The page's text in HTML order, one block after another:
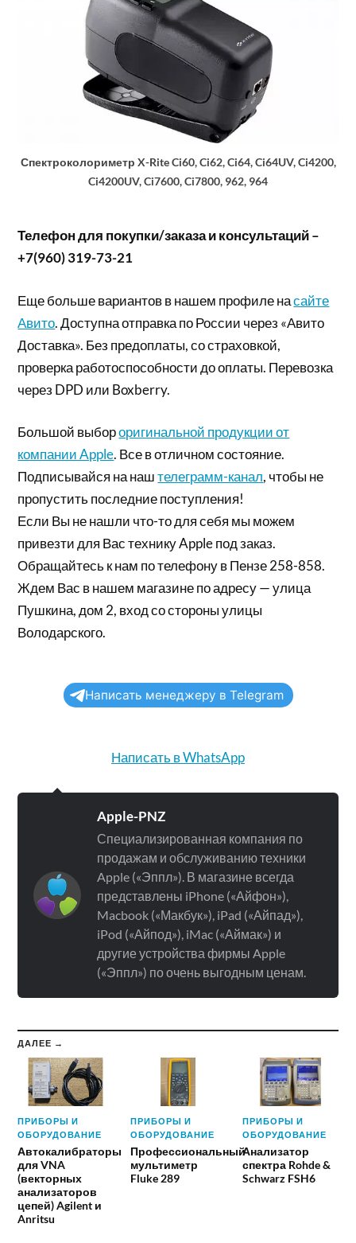
Спектроколориметр X-Rite Ci60, Ci62, Ci64, Ci64UV, Ci4200,
Ci4200UV, Ci7600, Ci7800, 962, 964
Телефон для покупки/заказа и консультаций –
+7(960) 319-73-21
Еще больше вариантов в нашем профиле насайте
Авито. Доступна отправка по России через «Авито
Доставка». Без предоплаты, со страховкой,
проверка работоспособности до оплаты. Перевозка
через DPD или Boxberry.
Большой выбороригинальной продукции от
компании Apple. Все в отличном состояние.
Подписывайся на наштелеграмм-канал, чтобы не
пропустить последние поступления!
Если Вы не нашли что-то для себя мы можем
привезти для Вас технику Apple под заказ.
Обращайтесь к нам по телефону в Пензе 258-858.
Ждем Вас в нашем магазине по адресу — улица
Пушкина, дом 2, вход со стороны улицы
Володарского.
Написать менеджеру в Telegram
Написать в WhatsApp
Apple-PNZ
Специализированная компания по
продажам и обслуживанию техники
Apple («Эппл»). В магазине всегда
представлены iPhone («Айфон»),
Macbook («Макбук»), iPad («Айпад»),
iPod («Айпод»), iMac («Аймак») и
другие устройства фирмы Apple
(«Эппл») по очень выгодным ценам.
ДАЛЕЕ →
ПРИБОРЫ И
ОБОРУДОВАНИЕ
Автокалибраторы
для VNA
(векторных
анализаторов
цепей) Agilent и
Anritsu
ПРИБОРЫ И
ОБОРУДОВАНИЕ
Профессиональный
мультиметр
Fluke 289
ПРИБОРЫ И
ОБОРУДОВАНИЕ
Анализатор
спектра Rohde &
Schwarz FSH6